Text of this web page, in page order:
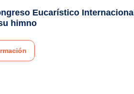
Eucarístico Internacional
himno